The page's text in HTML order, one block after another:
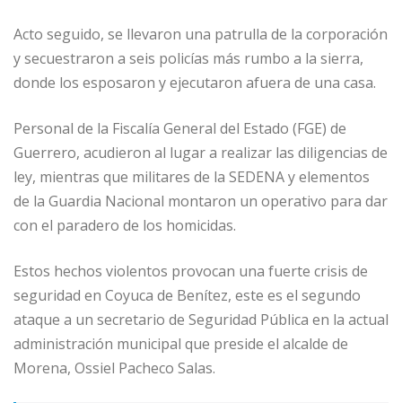
Acto seguido, se llevaron una patrulla de la corporación
y secuestraron a seis policías más rumbo a la sierra,
donde los esposaron y ejecutaron afuera de una casa.
Personal de la Fiscalía General del Estado (FGE) de
Guerrero, acudieron al lugar a realizar las diligencias de
ley, mientras que militares de la SEDENA y elementos
de la Guardia Nacional montaron un operativo para dar
con el paradero de los homicidas.
Estos hechos violentos provocan una fuerte crisis de
seguridad en Coyuca de Benítez, este es el segundo
ataque a un secretario de Seguridad Pública en la actual
administración municipal que preside el alcalde de
Morena, Ossiel Pacheco Salas.